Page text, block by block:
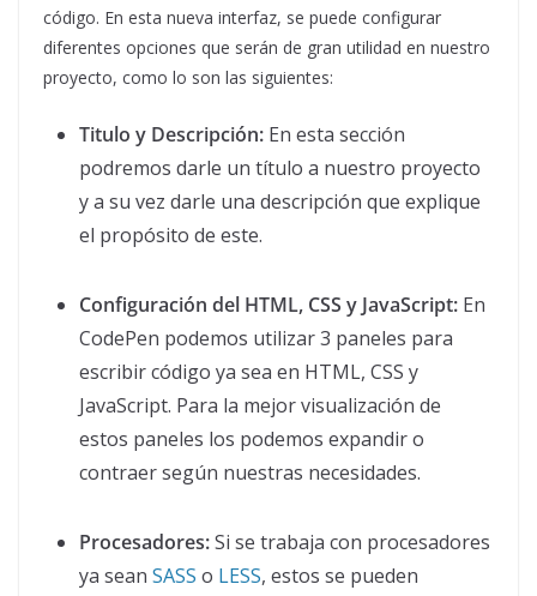
código. En esta nueva interfaz, se puede configurar
diferentes opciones que serán de gran utilidad en nuestro
proyecto, como lo son las siguientes:
Titulo y Descripción: En esta sección
podremos darle un título a nuestro proyecto
y a su vez darle una descripción que explique
el propósito de este.
Configuración del HTML, CSS y JavaScript: En
CodePen podemos utilizar 3 paneles para
escribir código ya sea en HTML, CSS y
JavaScript. Para la mejor visualización de
estos paneles los podemos expandir o
contraer según nuestras necesidades.
Procesadores:Si se trabaja con procesadores
ya sean SASS o LESS, estos se pueden